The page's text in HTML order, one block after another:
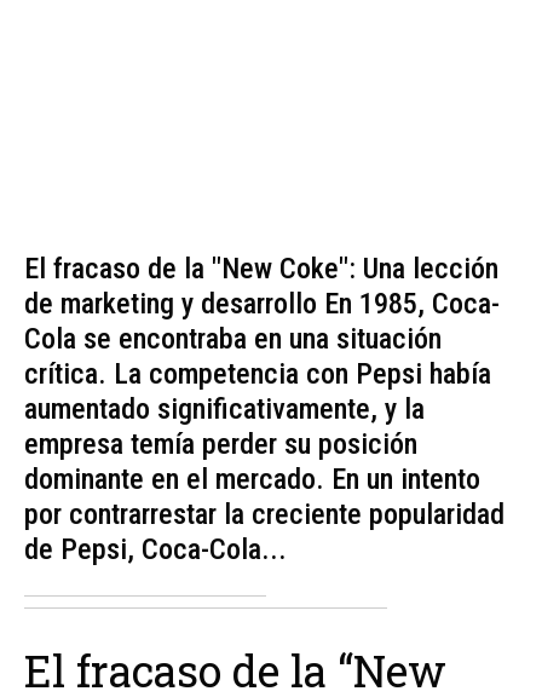
El fracaso de la "New Coke": Una lección
de marketing y desarrollo En 1985, Coca-
Cola se encontraba en una situación
crítica. La competencia con Pepsi había
aumentado significativamente, y la
empresa temía perder su posición
dominante en el mercado. En un intento
por contrarrestar la creciente popularidad
de Pepsi, Coca-Cola...
El fracaso de la “New